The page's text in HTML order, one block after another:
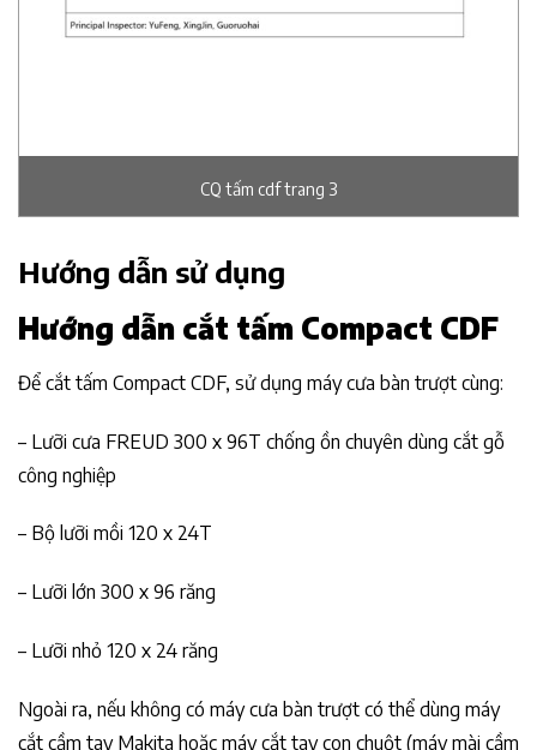
CQ tấm cdf trang 3
Hướng dẫn sử dụng
Hướng dẫn cắt tấm Compact CDF
Để cắt tấm Compact CDF, sử dụng máy cưa bàn trượt cùng:
– Lưỡi cưa FREUD 300 x 96T chống ồn chuyên dùng cắt gỗ
công nghiệp
– Bộ lưỡi mồi 120 x 24T
– Lưỡi lớn 300 x 96 răng
– Lưỡi nhỏ 120 x 24 răng
Ngoài ra, nếu không có máy cưa bàn trượt có thể dùng máy
cắt cầm tay Makita hoặc máy cắt tay con chuột (máy mài cầm